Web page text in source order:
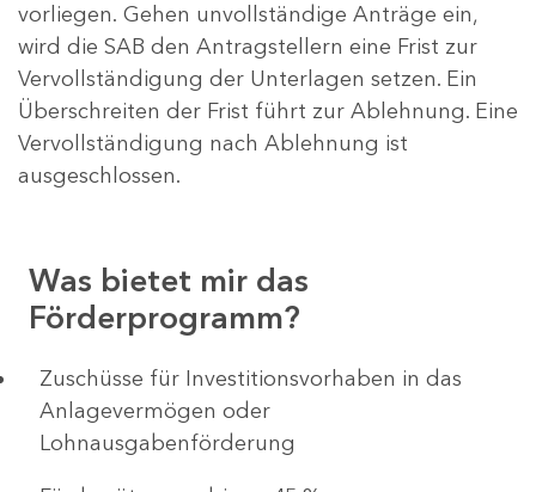
vorliegen. Gehen unvollständige Anträge ein,
wird die SAB den Antragstellern eine Frist zur
Vervollständigung der Unterlagen setzen. Ein
Überschreiten der Frist führt zur Ablehnung. Eine
Vervollständigung nach Ablehnung ist
ausgeschlossen.
Was bietet mir das
Förderprogramm?
​​​​​​Zuschüsse für Investitionsvorhaben in das
Anlagevermögen oder
Lohnausgabenförderung